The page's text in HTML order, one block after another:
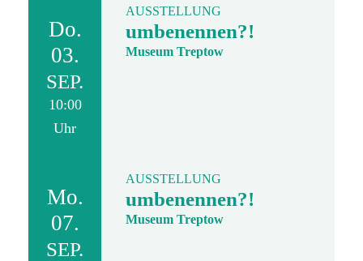
Do.
03.
SEP.
10:00
Uhr
AUSSTELLUNG
umbenennen?!
Museum Treptow
Mo.
07.
SEP.
AUSSTELLUNG
umbenennen?!
Museum Treptow